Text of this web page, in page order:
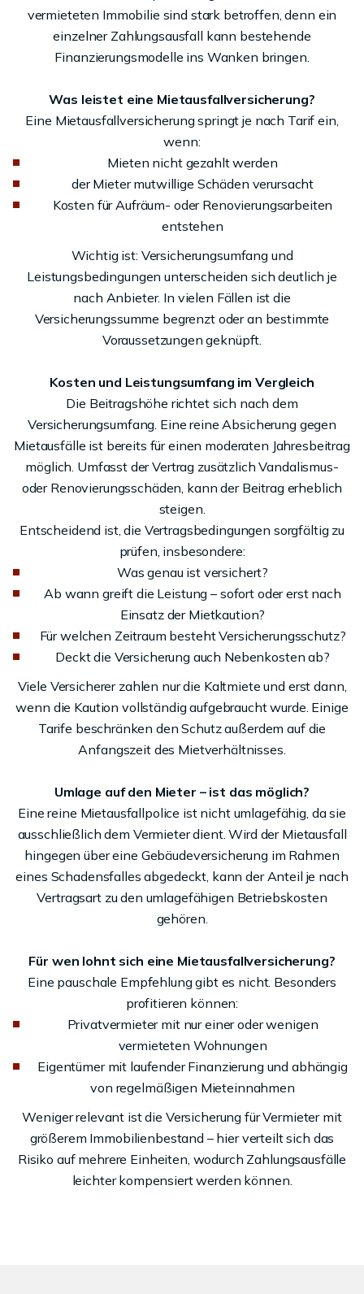
vermieteten Immobilie sind stark betroffen, denn ein
einzelner Zahlungsausfall kann bestehende
Finanzierungsmodelle ins Wanken bringen.
Was leistet eine Mietausfallversicherung?
Eine Mietausfallversicherung springt je nach Tarif ein,
wenn:
Mieten nicht gezahlt werden
der Mieter mutwillige Schäden verursacht
Kosten für Aufräum- oder Renovierungsarbeiten
entstehen
Wichtig ist: Versicherungsumfang und
Leistungsbedingungen unterscheiden sich deutlich je
nach Anbieter. In vielen Fällen ist die
Versicherungssumme begrenzt oder an bestimmte
Voraussetzungen geknüpft.
Kosten und Leistungsumfang im Vergleich
Die Beitragshöhe richtet sich nach dem
Versicherungsumfang. Eine reine Absicherung gegen
Mietausfälle ist bereits für einen moderaten Jahresbeitrag
möglich. Umfasst der Vertrag zusätzlich Vandalismus-
oder Renovierungsschäden, kann der Beitrag erheblich
steigen.
Entscheidend ist, die Vertragsbedingungen sorgfältig zu
prüfen, insbesondere:
Was genau ist versichert?
Ab wann greift die Leistung – sofort oder erst nach
Einsatz der Mietkaution?
Für welchen Zeitraum besteht Versicherungsschutz?
Deckt die Versicherung auch Nebenkosten ab?
Viele Versicherer zahlen nur die Kaltmiete und erst dann,
wenn die Kaution vollständig aufgebraucht wurde. Einige
Tarife beschränken den Schutz außerdem auf die
Anfangszeit des Mietverhältnisses.
Umlage auf den Mieter – ist das möglich?
Eine reine Mietausfallpolice ist nicht umlagefähig, da sie
ausschließlich dem Vermieter dient. Wird der Mietausfall
hingegen über eine Gebäudeversicherung im Rahmen
eines Schadensfalles abgedeckt, kann der Anteil je nach
Vertragsart zu den umlagefähigen Betriebskosten
gehören.
Für wen lohnt sich eine Mietausfallversicherung?
Eine pauschale Empfehlung gibt es nicht. Besonders
profitieren können:
Privatvermieter mit nur einer oder wenigen
vermieteten Wohnungen
Eigentümer mit laufender Finanzierung und abhängig
von regelmäßigen Mieteinnahmen
Weniger relevant ist die Versicherung für Vermieter mit
größerem Immobilienbestand – hier verteilt sich das
Risiko auf mehrere Einheiten, wodurch Zahlungsausfälle
leichter kompensiert werden können.